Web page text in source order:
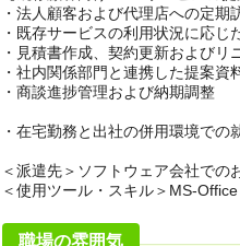
・法人顧客および代理店への定期
・既存サービスの利用状況に応
・見積書作成、契約更新およびリ
・社内関係部門と連携した提案資
・商談進捗管理および納期調整
・在宅勤務と出社の併用環境での
＜派遣先＞ソフトウェア会社での
＜使用ツール・スキル＞MS-Office
職場の雰囲気